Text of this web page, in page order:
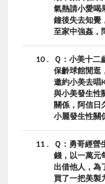
氣熱請小愛喝
鐘後失去知覺
至家中強姦，
10
Ｑ：小美十二
保齡球館閒逛
邀約小美去唱
與小美發生性
關係，阿信日
小麗發生性關
11
Ｑ：勇哥經營
錢，以一萬元
出借他人，為
買了一把美製